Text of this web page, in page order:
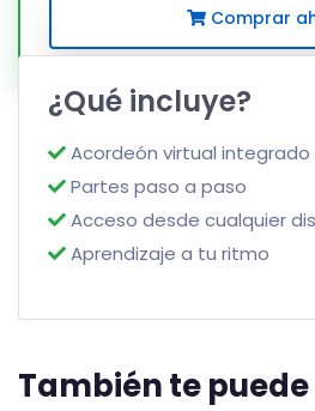
Comprar
¿Qué incluye?
Acordeón virtual integrado
Partes paso a paso
Acceso desde cualquier
Aprendizaje a tu ritmo
También te